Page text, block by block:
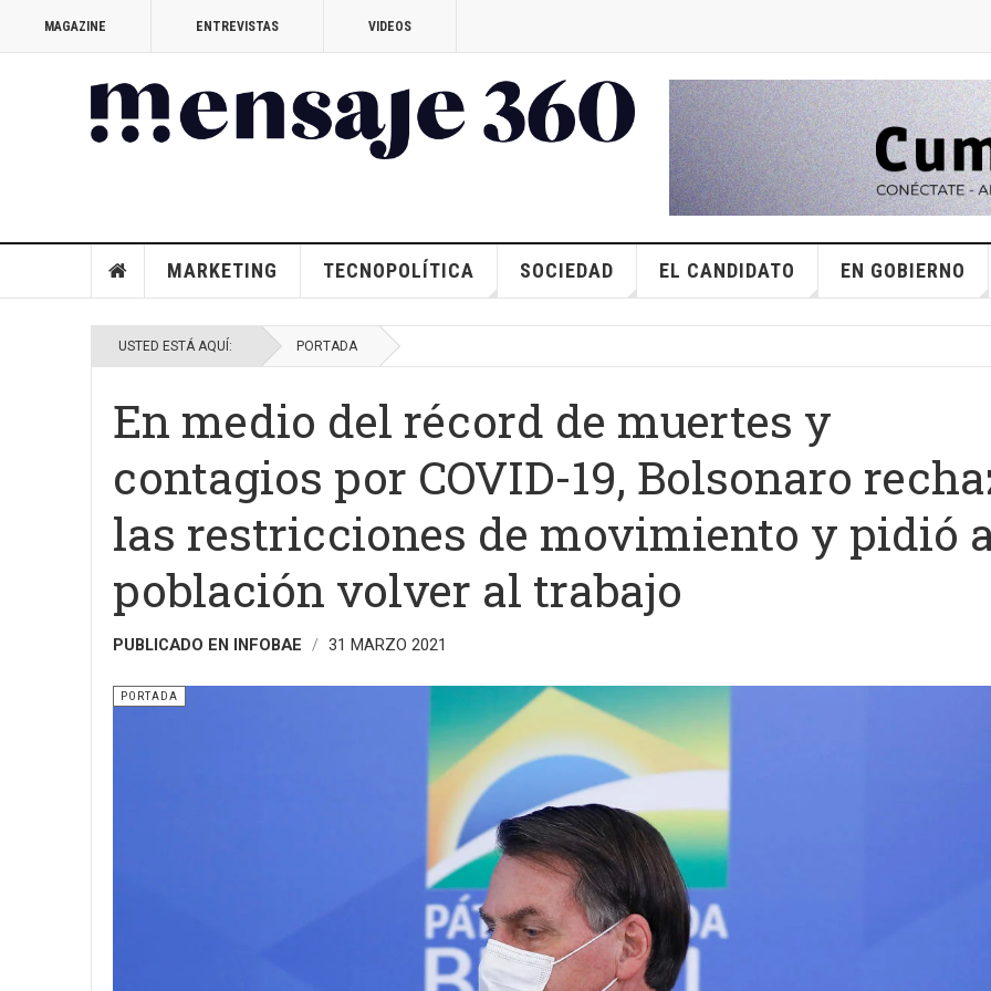
MAGAZINE ENTREVISTAS VIDEOS
MARKETING TECNOPOLÍTICA SOCIEDAD EL CANDIDATO EN GOBIERNO
USTED ESTÁ AQUÍ: PORTADA
En medio del récord de muertes y
contagios por COVID-19, Bolsonaro
las restricciones de movimiento y pidió
población volver al trabajo
PUBLICADO EN INFOBAE 31 MARZO 2021
PORTADA